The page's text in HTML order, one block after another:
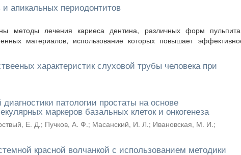
апикальных периодонтитов
методы лечения кариеса дентина, различных форм
материалов, использование которых повышает
характеристик слуховой трубы человека при
патологии простаты на основе
маркеров базальных клеток и онкогенеза
Е. Д.; Пучков, А. Ф.; Масанский, И. Л.; Ивановская, М. И.;
красной волчанкой с использованием методики